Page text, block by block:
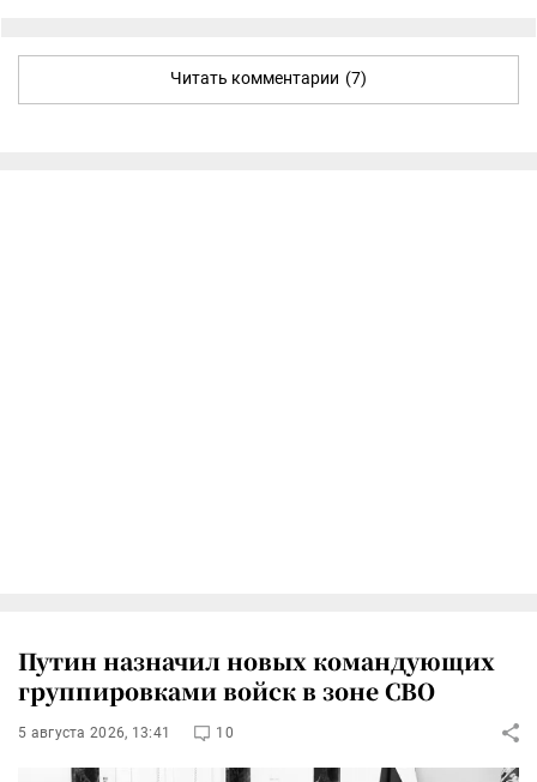
Читать комментарии (7)
Путин назначил новых командующих
группировками войск в зоне СВО
5 августа 2026, 13:41 10